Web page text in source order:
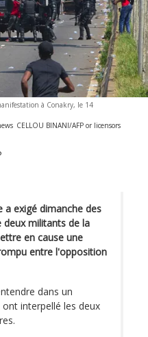
à Conakry, le 14
CELLOU BINANI/AFP or licensors
a exigé dimanche des
deux militants de la
en cause une
entre l'opposition
dans un
interpellé les deux